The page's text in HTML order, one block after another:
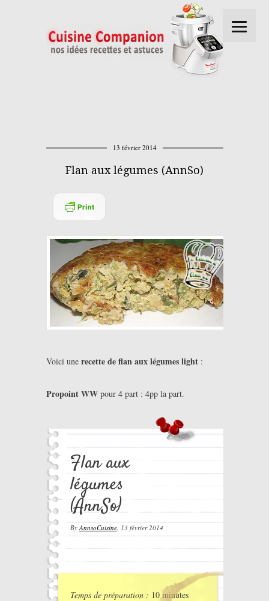
13 février 2014
Flan aux légumes (AnnSo)
Voici une recette de flan aux légumes light:
Propoint WWpour 4 part : 4pp la part.
Flan aux
légumes
(AnnSo)
By AnnsoCuisine, 13 février 2014
Temps de préparation : 10 minutes